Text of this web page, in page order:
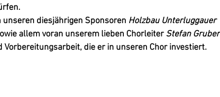
diesjährigen Sponsoren Holzbau Unterluggauer
allem voran unserem lieben Chorleiter Stefan Gruber
die er in unseren Chor investiert.